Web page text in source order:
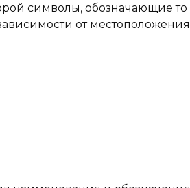
символы, обозначающие то
от местоположения